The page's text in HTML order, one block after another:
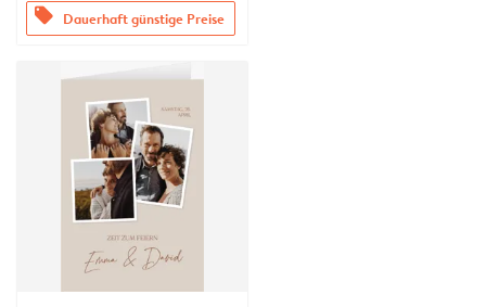
offers Dauerhaft günstige Preise